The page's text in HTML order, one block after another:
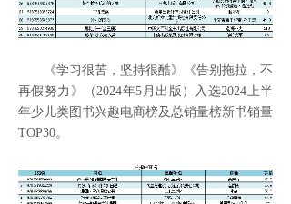
《学习很苦，坚持很酷》《告别拖拉，不
再假努力》（2024年5月出版）入选2024上半
年少儿类图书兴趣电商榜及总销量榜新书销量
TOP30。